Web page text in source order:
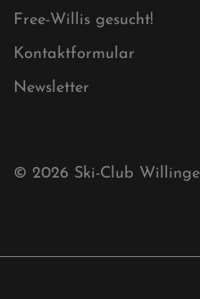
Cookies
Ski-Club
Mühlenkopfschanze
Aktuelles